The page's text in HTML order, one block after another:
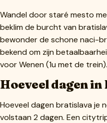
Wandel door staré mesto
beklim de burcht van
bewonder de schone naci-
bekend om zijn
voor Wenen (1u met de trein).
Hoeveel dagen
Hoeveel dagen bratislava je
volstaan 2 dagen. Een